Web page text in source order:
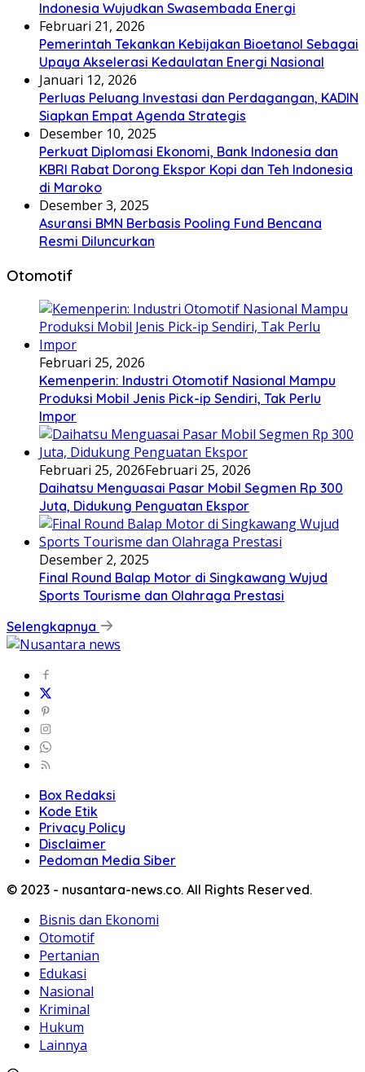
Indonesia Wujudkan Swasembada Energi
Februari 21, 2026
Pemerintah Tekankan Kebijakan Bioetanol Sebagai
Upaya Akselerasi Kedaulatan Energi Nasional
Januari 12, 2026
Perluas Peluang Investasi dan Perdagangan, KADIN
Siapkan Empat Agenda Strategis
Desember 10, 2025
Perkuat Diplomasi Ekonomi, Bank Indonesia dan
KBRI Rabat Dorong Ekspor Kopi dan Teh Indonesia
di Maroko
Desember 3, 2025
Asuransi BMN Berbasis Pooling Fund Bencana
Resmi Diluncurkan
Otomotif
Februari 25, 2026
Kemenperin: Industri Otomotif Nasional Mampu
Produksi Mobil Jenis Pick-ip Sendiri, Tak Perlu
Impor
Februari 25, 2026Februari 25, 2026
Daihatsu Menguasai Pasar Mobil Segmen Rp 300
Juta, Didukung Penguatan Ekspor
Desember 2, 2025
Final Round Balap Motor di Singkawang Wujud
Sports Tourisme dan Olahraga Prestasi
Selengkapnya
Box Redaksi
Kode Etik
Privacy Policy
Disclaimer
Pedoman Media Siber
© 2023 - nusantara-news.co. All Rights Reserved.
Bisnis dan Ekonomi
Otomotif
Pertanian
Edukasi
Nasional
Kriminal
Hukum
Lainnya